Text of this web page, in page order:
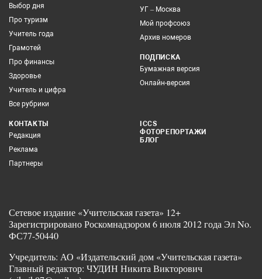
Выбор дня
Про туризм
Учитель года
Грамотей
Про финансы
Здоровье
Учитель и цифра
Все рубрики
УГ – Москва
Мой профсоюз
Архив номеров
ПОДПИСКА
Бумажная версия
Онлайн-версия
КОНТАКТЫ
Редакция
Реклама
Партнеры
ICCS
ФОТОРЕПОРТАЖИ
БЛОГ
Сетевое издание «Учительская газета» 12+
Зарегистрировано Роскомнадзором 6 июля 2012 года Эл No.
ФС77-50440
Учредитель: АО «Издательский дом «Учительская газета»
Главный редактор: ЧУДИН Никита Викторович